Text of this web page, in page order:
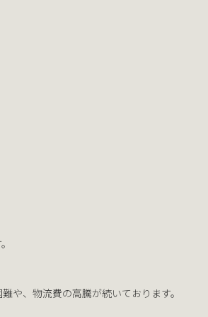
や、物流費の高騰が続いております。